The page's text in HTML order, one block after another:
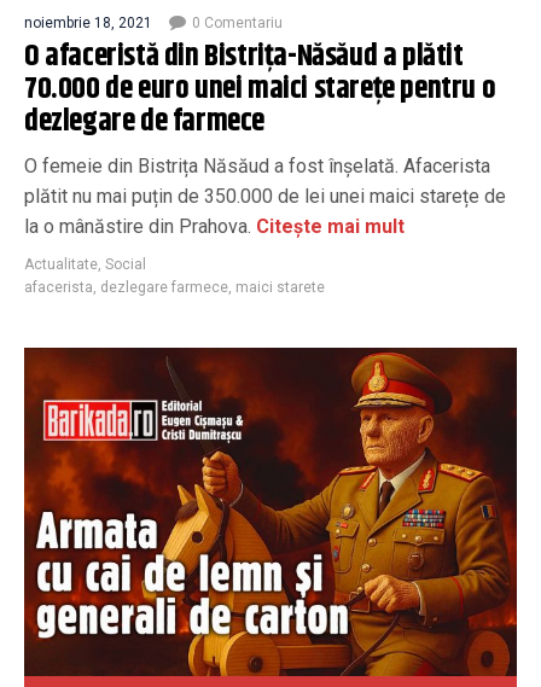
noiembrie 18, 2021 0 Comentariu
O afaceristă din Bistrița-Năsăud a plătit
70.000 de euro unei maici starețe pentru o
dezlegare de farmece
O femeie din Bistrița Năsăud a fost înșelată. Afacerista
plătit nu mai puțin de 350.000 de lei unei maici starețe de
la o mânăstire din Prahova. Citește mai mult
Actualitate, Social
afacerista, dezlegare farmece, maici starete